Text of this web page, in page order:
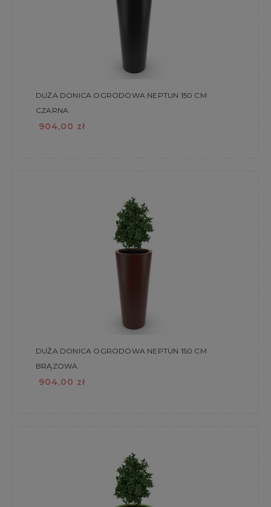
DUŻA DONICA OGRODOWA NEPTUN 150 CM
CZARNA
904,00 zł
DUŻA DONICA OGRODOWA NEPTUN 150 CM
BRĄZOWA
904,00 zł